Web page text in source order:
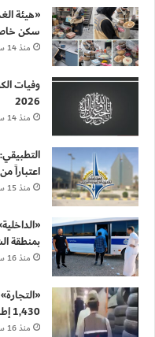
«هيئة
سكن خاص
منذ 14 ساعة
2026
منذ 14 ساعة
اعتباراً
منذ 15 ساعة
بمنطقة
منذ 16 ساعة
1,430 إطاراً مستعملاً لبيعها للمستهلكين
منذ 16 ساعة